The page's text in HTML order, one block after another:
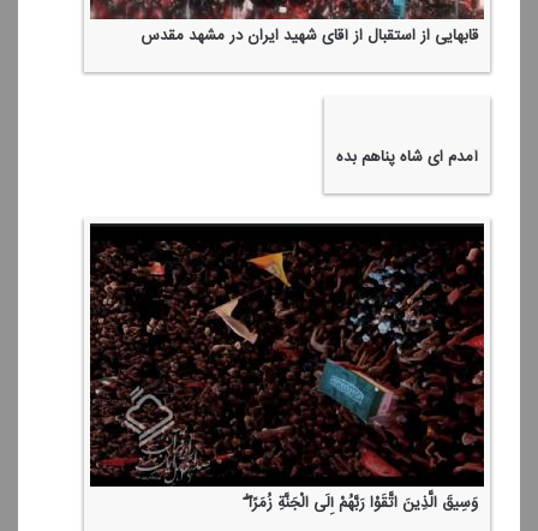
قابهایی از استقبال از آقای شهید ایران در مشهد مقدس
آمدم ای شاه پناهم بده
وَسِیقَ الَّذِینَ اتَّقَوْا رَبَّهُمْ إِلَی الْجَنَّةِ زُمَرًا ۖ